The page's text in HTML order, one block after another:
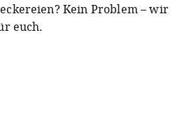
Kein Problem – wir
euch.